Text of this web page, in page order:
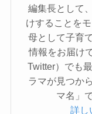
編集長として
けすることを
母として子育
情報をお届け
Twitter）でも
ラマが見つか
マ名」
詳し